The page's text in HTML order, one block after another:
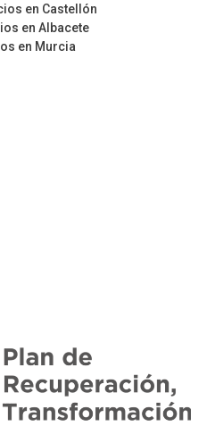
en Castellón
en Albacete
en Murcia